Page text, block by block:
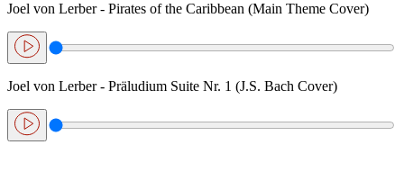
Joel von Lerber - Pirates of the Caribbean (Main Theme Cover)
Joel von Lerber - Präludium Suite Nr. 1 (J.S. Bach Cover)